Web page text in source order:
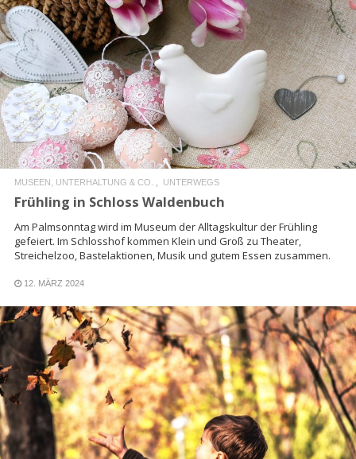
READ MORE
MUSEEN, UNTERHALTUNG & CO. UNTERWEGS
Frühling in Schloss Waldenbuch
Am Palmsonntag wird im Museum der Alltagskultur der Frühling
gefeiert. Im Schlosshof kommen Klein und Groß zu Theater,
Streichelzoo, Bastelaktionen, Musik und gutem Essen zusammen.
12. MÄRZ 2024
READ MORE